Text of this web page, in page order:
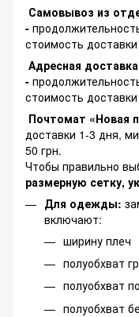
Самовывоз из
-
стоимость доставки
Адресная
-
стоимость доставки
Почтомат «Новая
доставки 1-3 дня,
50 грн.
Чтобы правильно
размерную сетку,
Для одежды:
включают:
ширину плеч
полуобхват
полуобхват
полуобхват